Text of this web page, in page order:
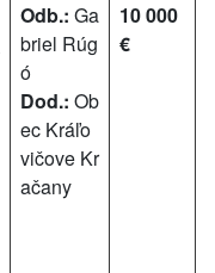
Odb.: Ga
briel Rúg
ó
Dod.: Ob
ec Kráľo
vičove Kr
ačany
10 000
€